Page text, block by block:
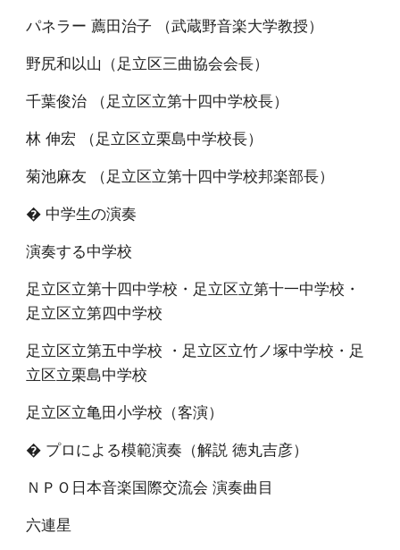
パネラー 薦田治子 （武蔵野音楽大学教授）
野尻和以山（足立区三曲協会会長）
千葉俊治 （足立区立第十四中学校長）
林 伸宏 （足立区立栗島中学校長）
菊池麻友 （足立区立第十四中学校邦楽部長）
� 中学生の演奏
演奏する中学校
足立区立第十四中学校・足立区立第十一中学校・
足立区立第四中学校
足立区立第五中学校 ・足立区立竹ノ塚中学校・足
立区立栗島中学校
足立区立亀田小学校（客演）
� プロによる模範演奏（解説 徳丸吉彦）
ＮＰＯ日本音楽国際交流会 演奏曲目
六連星